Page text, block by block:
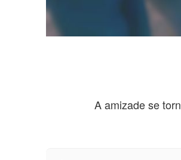
A amizade se